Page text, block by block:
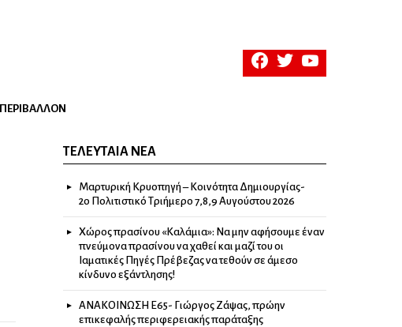
facebooktwitteryoutube
ΠΕΡΙΒΆΛΛΟΝ
ΤΕΛΕΥΤΑΊΑ ΝΈΑ
Μαρτυρική Κρυοπηγή – Κοινότητα Δημιουργίας-
2ο Πολιτιστικό Τριήμερο 7,8,9 Αυγούστου 2026
Χώρος πρασίνου «Καλάμια»: Να μην αφήσουμε έναν
πνεύμονα πρασίνου να χαθεί και μαζί του οι
Ιαματικές Πηγές Πρέβεζας να τεθούν σε άμεσο
κίνδυνο εξάντλησης!
ΑΝΑΚΟΙΝΩΣΗ Ε65- Γιώργος Ζάψας, πρώην
επικεφαλής περιφερειακής παράταξης